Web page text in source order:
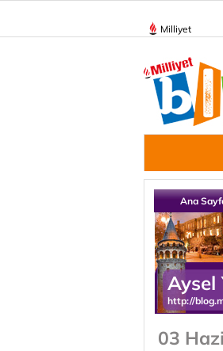
Milliyet
Ana
Aysel
http://
03